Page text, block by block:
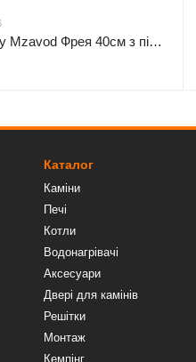
Сковорода з диску Mzavod Фрея 40см з підвісом для вогню та кришкою
Каталог
Каміни
Печі
Котли
Водонагрівачі
Аксесуари
Двері для камінів
Решітки
Монтаж
Кемпінг